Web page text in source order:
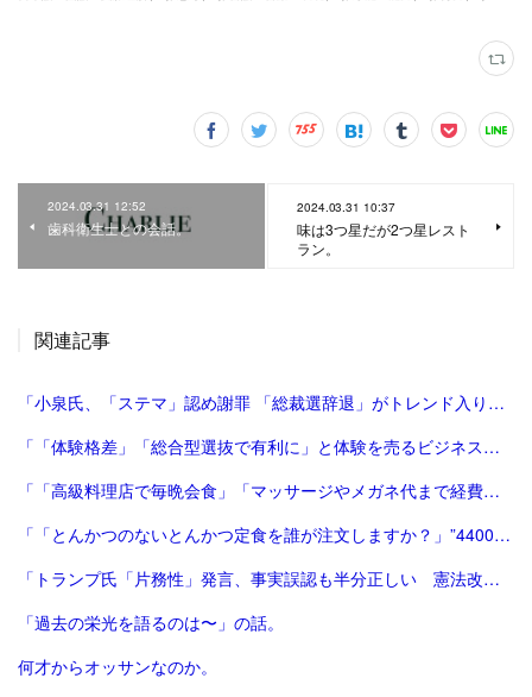
2024.03.31 12:52
歯科衛生士との会話。
2024.03.31 10:37
味は3つ星だが2つ星レスト
ラン。
関連記事
「小泉氏、「ステマ」認め謝罪 「総裁選辞退」がトレンド入り 写真5枚 国際ニュース：AFPBB News」
「「体験格差」「総合型選抜で有利に」と体験を売るビジネスは”不安商法なのでは”という指摘の増加 #エキスパートトピ（杉浦由美子） - エキスパート - Yahoo!ニュース」
「「高級料理店で毎晩会食」「マッサージやメガネ代まで経費に」３年間で4000万円以上を私的に流用…「アントニオ猪木・最後の妻」の呆れた豪遊ぶり（猪木 啓介） | 現代ビジネス | 講談社」
「「とんかつのないとんかつ定食を誰が注文しますか？」”4400万円トラブル”で『RIZIN』が敗訴 | FRIDAYデジタル」
「トランプ氏「片務性」発言、事実誤認も半分正しい 憲法改正、安保3文書見直しが必要 - 産経ニュース」
「過去の栄光を語るのは〜」の話。
何才からオッサンなのか。